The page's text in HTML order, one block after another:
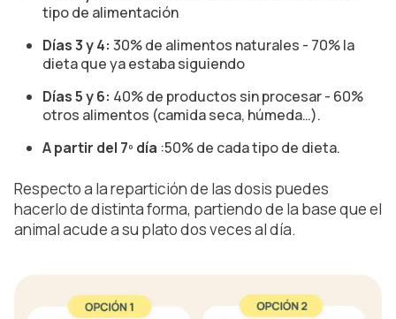
tipo de alimentación
Días 3 y 4: 30% de alimentos naturales - 70% la
dieta que ya estaba siguiendo
Días 5 y 6: 40% de productos sin procesar - 60%
otros alimentos (camida seca, húmeda…).
A partir del 7º día :50% de cada tipo de dieta.
Respecto a la repartición de las dosis puedes
hacerlo de distinta forma, partiendo de la base que el
animal acude a su plato dos veces al día.